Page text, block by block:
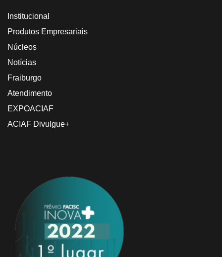
Institucional
Produtos Empresariais
Núcleos
Notícias
Fraiburgo
Atendimento
EXPOACIAF
ACIAF Divulgue+